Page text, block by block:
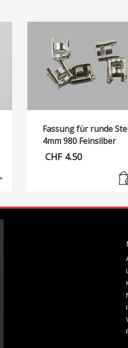
Fassung für runde
4mm 980 Feinsilber
CHF 4.50